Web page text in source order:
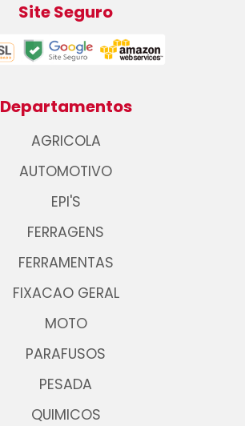
Site Seguro
Departamentos
AGRICOLA
AUTOMOTIVO
EPI'S
FERRAGENS
FERRAMENTAS
FIXACAO GERAL
MOTO
PARAFUSOS
PESADA
QUIMICOS